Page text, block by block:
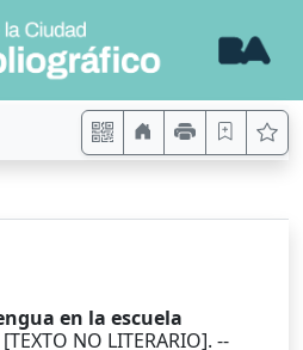
en la escuela
[TEXTO NO LITERARIO]. --